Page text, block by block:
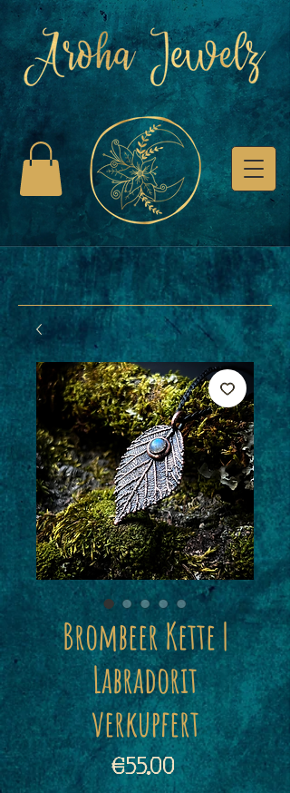
Brombeer Kette |
Labradorit
verkupfert
€55.00Price